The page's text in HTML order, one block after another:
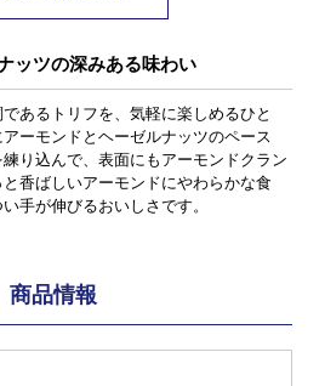
ッツの深みある味わい
あるトリフを、気軽に楽しめるひと
ーモンドとヘーゼルナッツのペース
り込んで、表面にもアーモンドクラン
香ばしいアーモンドにやわらかな食
手が伸びるおいしさです。
商品情報